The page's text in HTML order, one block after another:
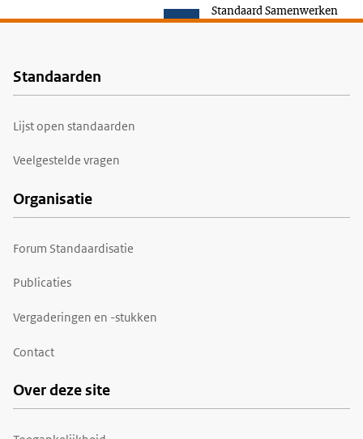
Standaard Samenwerken
Voet
Standaarden
Lijst open standaarden
Veelgestelde vragen
Organisatie
Forum Standaardisatie
Publicaties
Vergaderingen en -stukken
Contact
Over deze site